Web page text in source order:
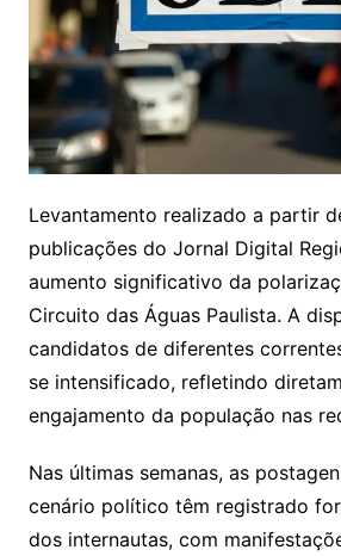
Levantamento realizado a partir
publicações do Jornal Digital
aumento significativo da
Circuito das Águas Paulista. A
candidatos de diferentes
se intensificado, refletindo
engajamento da população nas
Nas últimas semanas, as
cenário político têm registrado
dos internautas, com